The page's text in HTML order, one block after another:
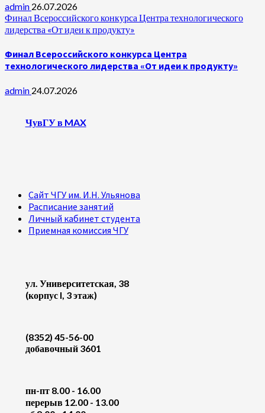
admin 26.07.2026
Финал Всероссийского конкурса Центра технологического
лидерства «От идеи к продукту»
Финал Всероссийского конкурса Центра
технологического лидерства «От идеи к продукту»
admin 24.07.2026
ЧувГУ в MAX
Сайт ЧГУ им. И.Н. Ульянова
Расписание занятий
Личный кабинет студента
Приемная комиссия ЧГУ
ул. Университетская, 38
(корпус I, 3 этаж)
(8352) 45-56-00
добавочный 3601
пн-пт 8.00 - 16.00
перерыв 12.00 - 13.00